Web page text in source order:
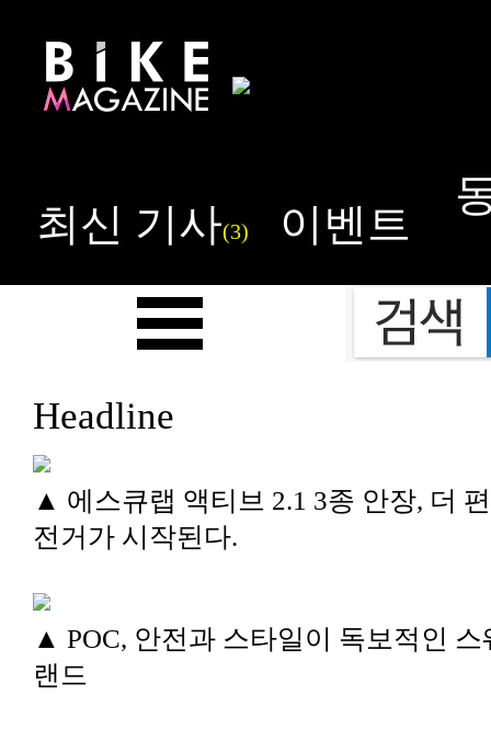
최신 기사(3) 이벤트
Headline
▲ 에스큐랩 액티브 2.1 3종 안장, 더
전거가 시작된다.
▲ POC, 안전과 스타일이 독보적인 스
랜드